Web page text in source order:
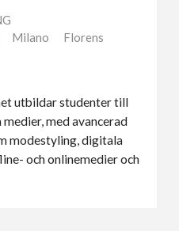
Milano
Florens
utbildar studenter till
med avancerad
modestyling, digitala
och onlinemedier och